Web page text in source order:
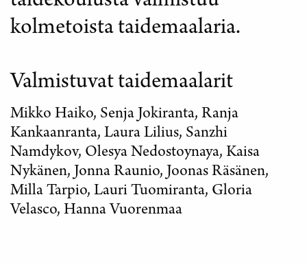
kolmetoista taidemaalaria.
Valmistuvat taidemaalarit
Mikko Haiko, Senja Jokiranta, Ranja
Kankaanranta, Laura Lilius, Sanzhi
Namdykov, Olesya Nedostoynaya, Kaisa
Nykänen, Jonna Raunio, Joonas Räsänen,
Milla Tarpio, Lauri Tuomiranta, Gloria
Velasco, Hanna Vuorenmaa